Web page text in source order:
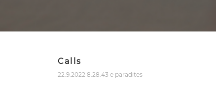
Calls
22.9.2022 8:28:43 e paradites